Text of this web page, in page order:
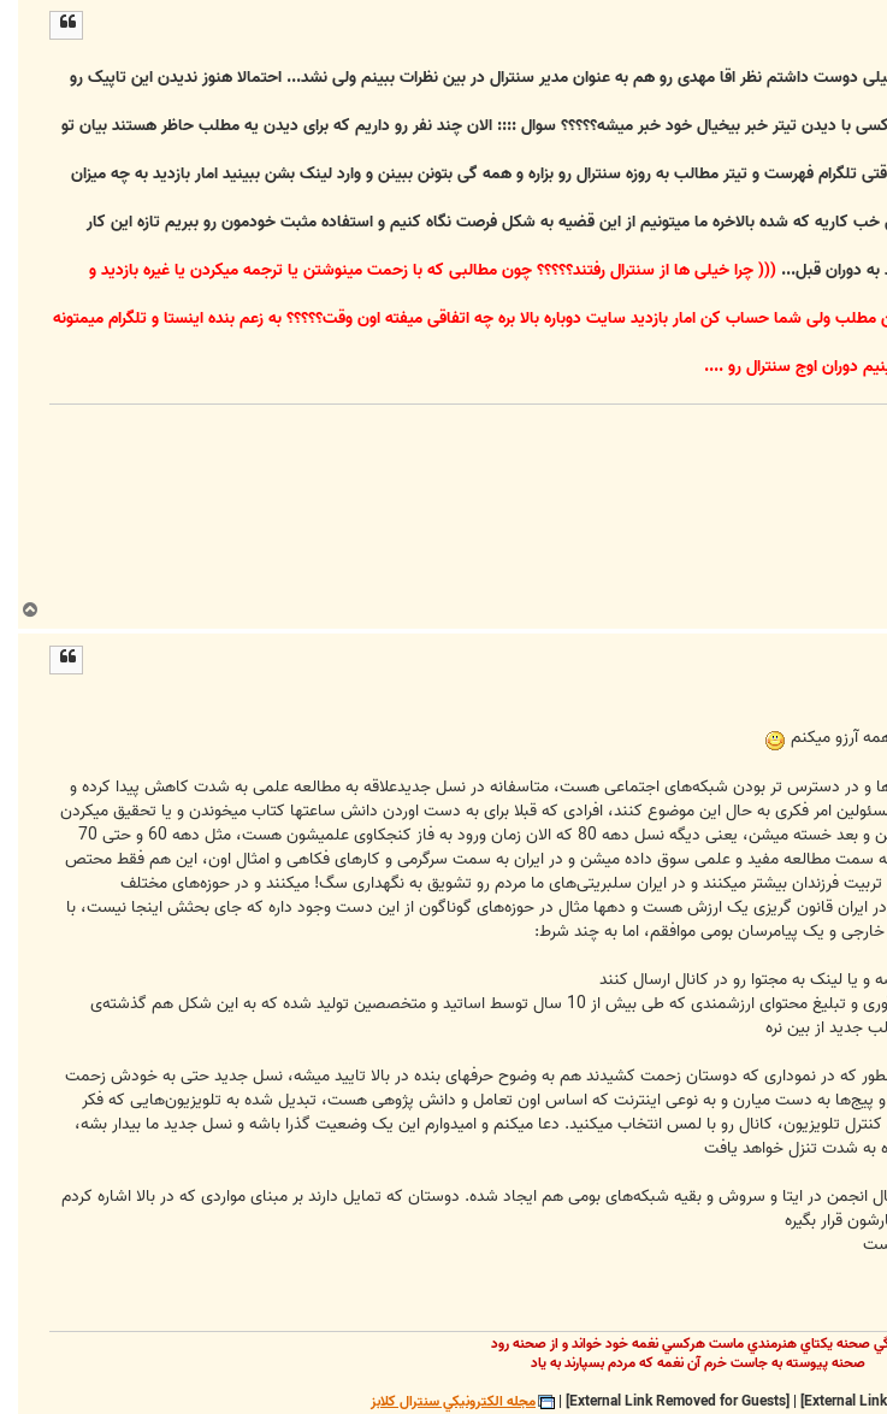
دوست داشتم نظر اقا مهدی رو هم به عنوان مدیر سنترال در بین نظرات ببینم ولی نشد... احتمالا هنوز ندیدن این تاپیک رو
با دیدن تیتر خبر بیخیال خود خبر میشه؟؟؟؟؟ سوال :::: الان چند نفر رو داریم که برای دیدن یه مطلب حاظر هستند بیان تو
فهرست و تیتر مطالب به روزه سنترال رو بزاره و همه گی بتونن ببینن و وارد لینک بشن ببینید امار بازدید به چه میزان
که شده بالاخره ما میتونیم از این قضیه به شکل فرصت نگاه کنیم و استفاده مثبت خودمون رو ببریم تازه این کار
به دوران قبل... ((( چرا خیلی ها از سنترال رفتند؟؟؟؟؟ چون مطالبی که با زحمت مینوشتن یا ترجمه میکردن یا غیره بازدید و
ولی شما حساب کن امار بازدید سایت دوباره بالا بره چه اتفاقی میفته اون وقت؟؟؟؟؟ به زعم بنده اینستا و تلگرام میمتونه
دوران اوج سنترال رو ....
ا
آرزو میکنم
و در دسترس تر بودن شبکه‌های اجتماعی هست، متاسفانه در نسل جدیدعلاقه به مطالعه علمی به شدت کاهش پیدا کرده و
امر فکری به حال این موضوع کنند، افرادی که قبلا برای به دست اوردن دانش ساعتها کتاب میخوندن و یا تحقیق میکردن
تا به عمق موضوع برسند، الان نهایتا حاضر هستند چند خط مطلب بخونن و بعد خسته میشن، یعنی دیگه نسل دهه 80 که الان زمان ورود به فاز کنجکاوی علمیشون هست، مثل دهه 60 و حتی 70
سمت مطالعه مفید و علمی سوق داده میشن و در ایران به سمت سرگرمی و کارهای فکاهی و امثال اون، این هم فقط محتص
فرزندان بیشتر میکنند و در ایران سلبریتی‌های ما مردم رو تشویق به نگهداری سگ! میکنند و در حوزه‌های مختلف
ایران قانون گریزی یک ارزش هست و دهها مثال در حوزه‌های گوناگون از این دست وجود داره که جای بحثش اینجا نیست، با
و یک پیامرسان بومی موافقم، اما به چند شرط:
2- کمتر مطالب جدید انجمن در کانال مطرح بشه و مطالب به نوعی یادآوری و تبلیغ محتوای ارزشمندی که طی بیش از 10 سال توسط اساتید و متخصصین تولید شده که به این شکل هم گذشته‌ی
جدید از بین نره
که در نموداری که دوستان زحمت کشیدند هم به وضوح حرفهای بنده در بالا تایید میشه، نسل جدید حتی به خودش زحمت
پیج‌ها به دست میارن و به نوعی اینترنت که اساس اون تعامل و دانش پژوهی هست، تبدیل شده به تلویزیون‌هایی که فکر
تلویزیون، کانال رو با لمس انتخاب میکنید. دعا میکنم و امیدوارم این یک وضعیت گذرا باشه و نسل جدید ما بیدار بشه،
انجمن در ایتا و سروش و بقیه شبکه‌های بومی هم ایجاد شده. دوستان که تمایل دارند بر مبنای مواردی که در بالا اشاره کردم
صحنه يکتاي هنرمندي ماست هرکسي نغمه خود خواند و از صحنه رود
صحنه پيوسته به جاست خرم آن نغمه که مردم بسپارند به ياد
|
[External Link Removed for Guests]
|
مجله الکترونيکي سنترال کلابز